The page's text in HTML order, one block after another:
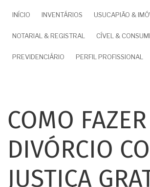
NAVEGAÇÃO
PRINCIPAL
INÍCIO INVENTÁRIOS USUCAPIÃO &
NOTARIAL & REGISTRAL CÍVEL &
PREVIDENCIÁRIO PERFIL PROFISSIONAL
COMO FAZER
DIVÓRCIO
JUSTIÇA